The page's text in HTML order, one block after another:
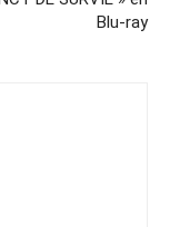
Blu-ray